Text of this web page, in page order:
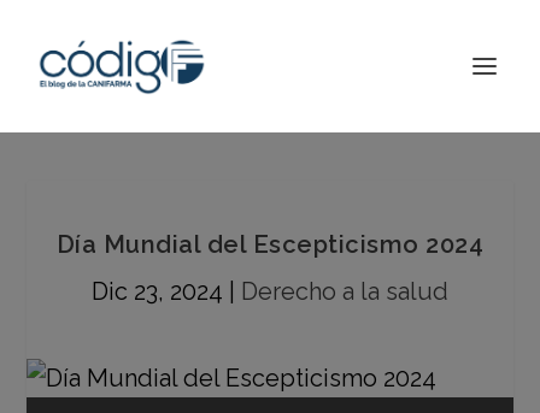
Día Mundial del Escepticismo 2024
Dic 23, 2024
Derecho a la salud